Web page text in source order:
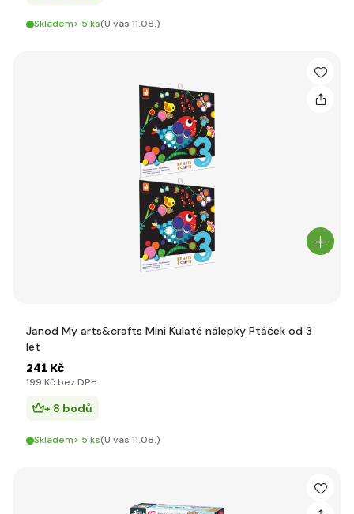
Skladem> 5 ks(U vás 11.08.)
Janod My arts&crafts Mini Kulaté nálepky Ptáček od 3
let
241 Kč
199 Kč bez DPH
+ 8 bodů
Skladem> 5 ks(U vás 11.08.)